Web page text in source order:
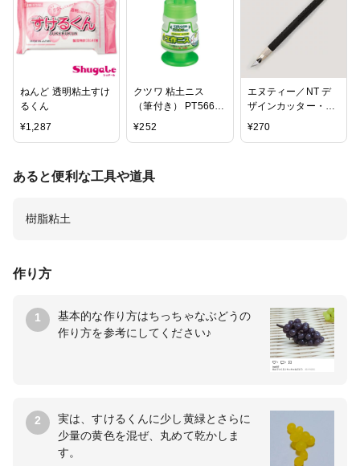
ねんど 透明粘土すけ
るくん
¥1,287
クツワ 粘土ニス
（筆付き） PT566A
【RCP】
¥252
エヌティー／NT デ
ザインカッター・デ
ザインナイフ （D-
¥270
作り方
1
基本的な作り方はちっちゃなぶどうの
作り方を参考にしてください♪
2
実は、すけるくんに少し黄緑とさらに
少量の黄色を混ぜ、丸めて乾かしま
す。
あると便利な工具や道具
樹脂粘土